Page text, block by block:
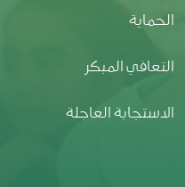
التعافي المبكر
الاستجابة العاجلة